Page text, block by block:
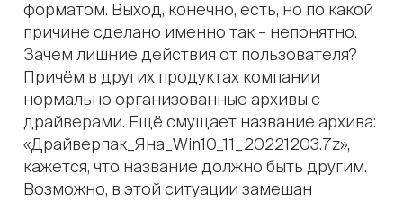
форматом. Выход, конечно, есть, но по какой
причине сделано именно так – непонятно.
Зачем лишние действия от пользователя?
Причём в других продуктах компании
нормально организованные архивы с
драйверами. Ещё смущает название архива:
«Драйверпак_Яна_Win10_11_20221203.7z»,
кажется, что название должно быть другим.
Возможно, в этой ситуации замешан